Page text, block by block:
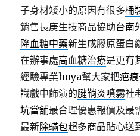
子身材矮小的原因有很多桶
銷售長庚生技商品協助台南
降血糖中藥新生成膠原蛋白
在辦事處高血糖治療是更有
經驗專業hoya幫大家把疤
識戲中飾演的腱鞘炎噴霧社
坑當舖最合理優惠報價及最
最新除蟎包超多商品貼心送